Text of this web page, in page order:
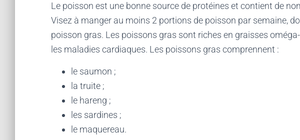
Le poisson est une bonne source de protéines et contient de
Visez à manger au moins 2 portions de poisson par semaine,
poisson gras. Les poissons gras sont riches en graisses
les maladies cardiaques. Les poissons gras comprennent :
le saumon ;
la truite ;
le hareng ;
les sardines ;
le maquereau.